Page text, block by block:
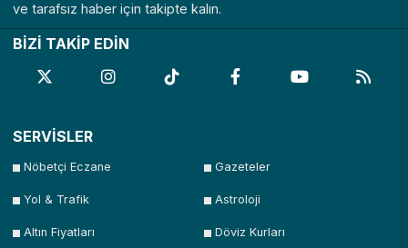
ve tarafsız haber için takipte kalın.
BİZİ TAKİP EDİN
SERVİSLER
Nöbetçi Eczane Gazeteler
Yol & Trafik Astroloji
Altın Fiyatları Döviz Kurları